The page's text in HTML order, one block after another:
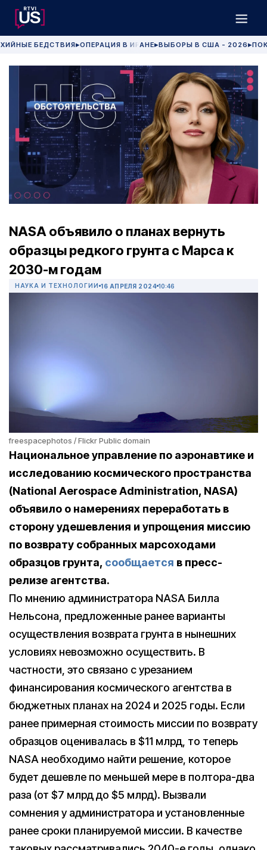
БЕДСТВИЯ▶ОПЕРАЦИЯ В ИРАНЕ▶ВЫБОРЫ В США - 2026 ▶
NASA объявило о планах вернуть
образцы редкого грунта с Марса к
2030-м годам
НАУКА И ТЕХНОЛОГИИ 16 АПРЕЛЯ 2024 10:46
freespacephotos / Flickr Public domain
Национальное управление по аэронавтике и
исследованию космического пространства
(National Aerospace Administration, NASA)
объявило о намерениях переработать в
сторону удешевления и упрощения миссию
по возврату собранных марсоходами
образцов грунта, сообщается в пресс-
релизе агентства.
По мнению администратора NASA Билла
Нельсона, предложенные ранее варианты
осуществления возврата грунта в нынешних
условиях невозможно осуществить. В
частности, это связано с урезанием
финансирования космического агентства в
бюджетных планах на 2024 и 2025 годы. Если
ранее примерная стоимость миссии по возврату
образцов оценивалась в $11 млрд, то теперь
NASA необходимо найти решение, которое
будет дешевле по меньшей мере в полтора-два
раза (от $7 млрд до $5 млрд). Вызвали
сомнения у администратора и установленные
ранее сроки планируемой миссии. В качестве